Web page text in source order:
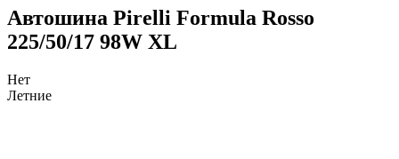
Автошина Pirelli Formula Rosso
225/50/17 98W XL
Нет
Летние